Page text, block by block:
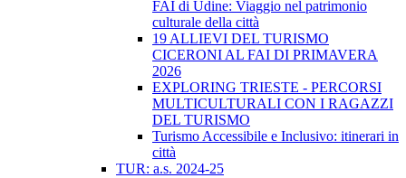
FAI di Udine: Viaggio nel patrimonio
culturale della città
19 ALLIEVI DEL TURISMO
CICERONI AL FAI DI PRIMAVERA
2026
EXPLORING TRIESTE - PERCORSI
MULTICULTURALI CON I RAGAZZI
DEL TURISMO
Turismo Accessibile e Inclusivo: itinerari in
città
TUR: a.s. 2024-25